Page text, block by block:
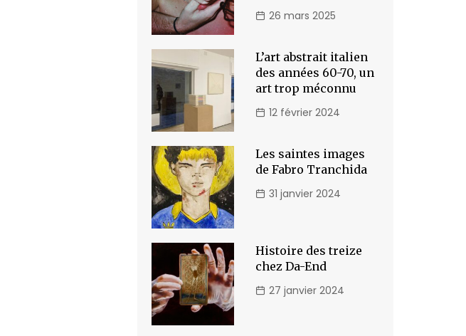
26 mars 2025
L’art abstrait italien
des années 60-70, un
art trop méconnu
12 février 2024
Les saintes images
de Fabro Tranchida
31 janvier 2024
Histoire des treize
chez Da-End
27 janvier 2024